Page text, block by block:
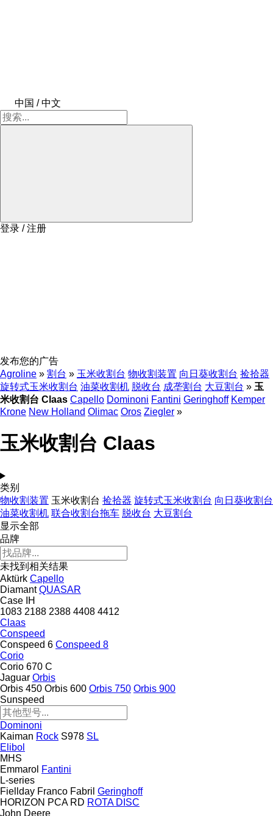
中国 / 中文
登录 / 注册
发布您的广告
Agroline » 割台 » 玉米收割台 物收割装置 向日葵收割台 捡拾器
旋转式玉米收割台 油菜收割机 脱收台 成垄割台 大豆割台 » 玉
米收割台 Claas Capello Dominoni Fantini Geringhoff Kemper
Krone New Holland Olimac Oros Ziegler »
玉米收割台 Claas
类别
物收割装置 玉米收割台 捡拾器 旋转式玉米收割台 向日葵收割台
油菜收割机 联合收割台拖车 脱收台 大豆割台
显示全部
品牌
未找到相关结果
Aktürk Capello
Diamant QUASAR
Case IH
1083 2188 2388 4408 4412
Claas
Conspeed
Conspeed 6 Conspeed 8
Corio
Corio 670 C
Jaguar Orbis
Orbis 450 Orbis 600 Orbis 750 Orbis 900
Sunspeed
Dominoni
Kaiman Rock S978 SL
Elibol
MHS
Emmarol Fantini
L-series
Fiellday Franco Fabril Geringhoff
HORIZON PCA RD ROTA DISC
John Deere